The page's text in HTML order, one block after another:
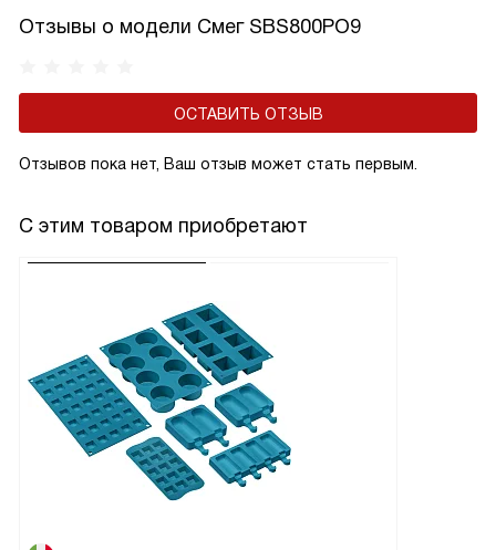
Отзывы о модели Смег SBS800PO9
ОСТАВИТЬ ОТЗЫВ
Отзывов пока нет, Ваш отзыв может стать первым.
С этим товаром приобретают